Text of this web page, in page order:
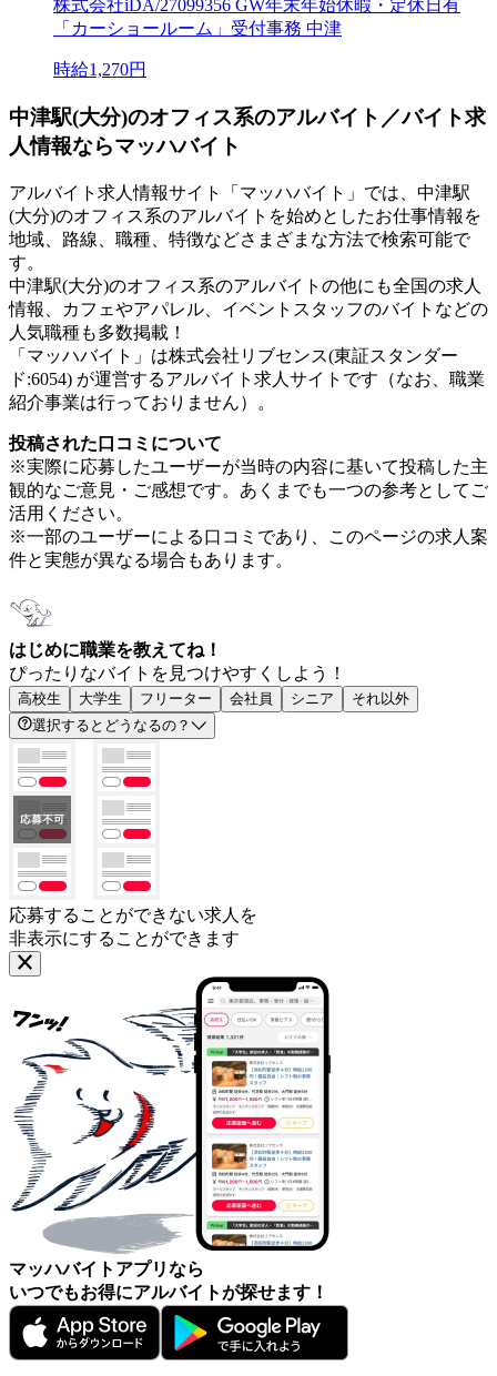
株式会社iDA/27099356 GW年末年始休暇・定休日有
「カーショールーム」受付事務 中津
時給1,270円
中津駅(大分)のオフィス系のアルバイト／バイト求
人情報ならマッハバイト
アルバイト求人情報サイト「マッハバイト」では、中津駅
(大分)のオフィス系のアルバイトを始めとしたお仕事情報を
地域、路線、職種、特徴などさまざまな方法で検索可能で
す。
中津駅(大分)のオフィス系のアルバイトの他にも全国の求人
情報、カフェやアパレル、イベントスタッフのバイトなどの
人気職種も多数掲載！
「マッハバイト」は株式会社リブセンス(東証スタンダー
ド:6054) が運営するアルバイト求人サイトです（なお、職業
紹介事業は行っておりません）。
投稿された口コミについて
※実際に応募したユーザーが当時の内容に基いて投稿した主
観的なご意見・ご感想です。あくまでも一つの参考としてご
活用ください。
※一部のユーザーによる口コミであり、このページの求人案
件と実態が異なる場合もあります。
はじめに職業を教えてね！
ぴったりなバイトを見つけやすくしよう！
高校生 大学生 フリーター 会社員 シニア
それ以外
選択するとどうなるの？
応募することができない求人を
非表示にすることができます
マッハバイトアプリなら
いつでもお得にアルバイトが探せます！